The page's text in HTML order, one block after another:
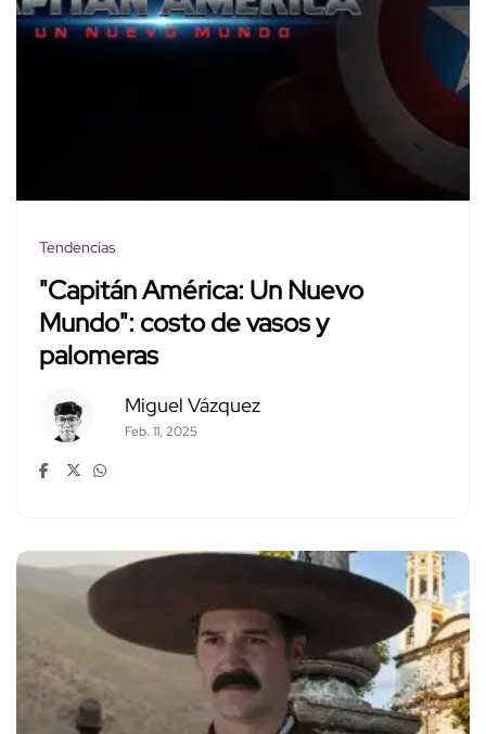
Tendencias
"Capitán América: Un Nuevo
Mundo": costo de vasos y
palomeras
Miguel Vázquez
Feb. 11, 2025